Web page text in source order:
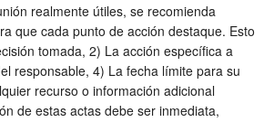
realmente útiles, se recomienda
que cada punto de acción destaque. Esto
tomada, 2) La acción específica a
responsable, 4) La fecha límite para su
recurso o información adicional
de estas actas debe ser inmediata,